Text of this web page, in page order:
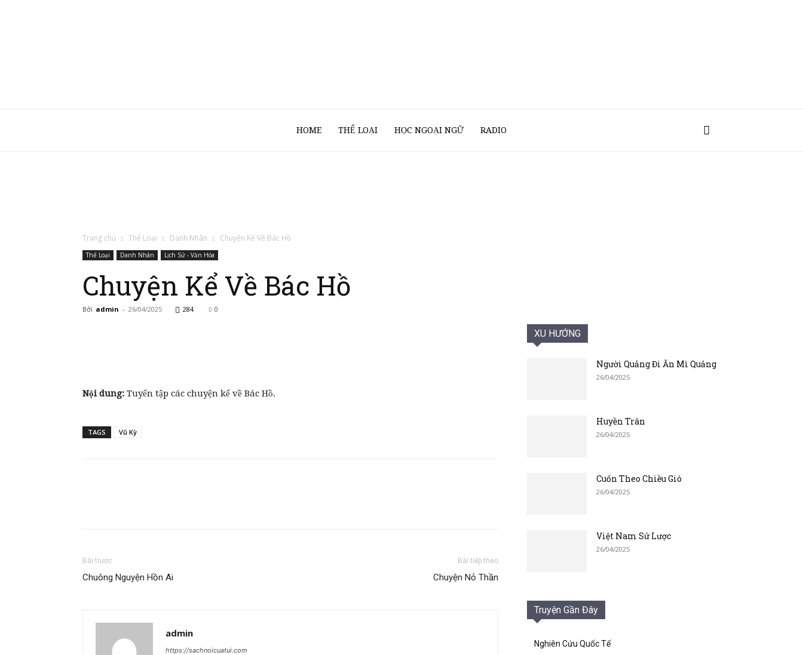
HOME THỂ LOẠI HỌC NGOẠI NGỮ RADIO
Trang chủ Thể Loại Danh Nhân Chuyện Kể Về Bác Hồ
Thể Loại Danh Nhân Lịch Sử - Văn Hóa
Chuyện Kể Về Bác Hồ
Bởi admin - 26/04/2025 284 0
Nội dung: Tuyển tập các chuyện kể về Bác Hồ.
TAGS Vũ Kỳ
Bài trước
Chuông Nguyện Hồn Ai
Bài tiếp theo
Chuyện Nỏ Thần
admin
https://sachnoicuatui.com
XU HƯỚNG
Người Quảng Đi Ăn Mì Quảng
26/04/2025
Huyền Trân
26/04/2025
Cuốn Theo Chiều Gió
26/04/2025
Việt Nam Sử Lược
26/04/2025
Truyện Gần Đây
Nghiên Cứu Quốc Tế